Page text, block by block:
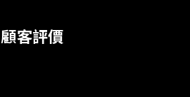
顧客評價